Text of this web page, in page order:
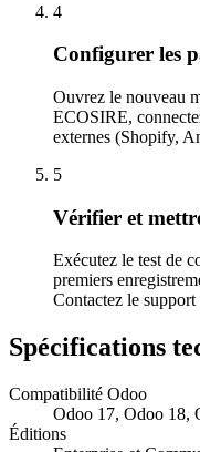
4
Configurer les
Ouvrez le nouveau
ECOSIRE,
externes (Shopify,
5
Vérifier et
Exécutez le test de
premiers
Contactez le
Spécifications
Compatibilité Odoo
Odoo 17, Odoo 18,
Éditions